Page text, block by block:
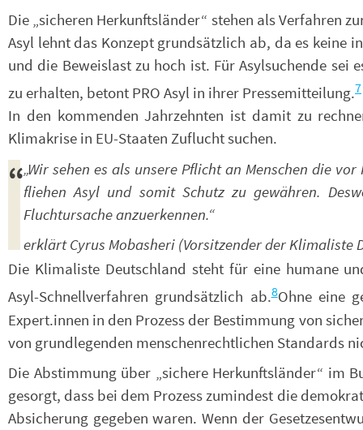
Die „sicheren Herkunftsländer“ stehen als Verfahren
Asyl lehnt das Konzept grundsätzlich ab, da es keine
und die Beweislast zu hoch ist. Für Asylsuchende sei
zu erhalten, betont PRO Asyl in ihrer Pressemitteilung.7
In den kommenden Jahrzehnten ist damit zu
Klimakrise in EU-Staaten Zuflucht suchen.
„Wir sehen es als unsere Pflicht an Menschen die
fliehen Asyl und somit Schutz zu gewähren.
Fluchtursache anzuerkennen.“
erklärt Cyrus Mobasheri (Vorsitzender der Klimaliste
Die Klimaliste Deutschland steht für eine humane
Asyl-Schnellverfahren grundsätzlich ab.8Ohne eine
Expert.innen in den Prozess der Bestimmung von
von grundlegenden menschenrechtlichen Standards
Die Abstimmung über „sichere Herkunftsländer“ im
gesorgt, dass bei dem Prozess zumindest die
Absicherung gegeben waren. Wenn der